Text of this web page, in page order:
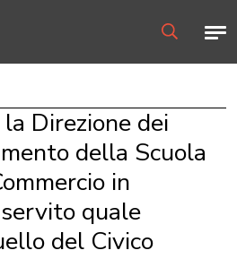
Direzione dei
della Scuola
in
quale
del Civico